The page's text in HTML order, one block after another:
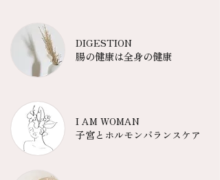
DIGESTION
腸の健康は全身の健康
I AM WOMAN
子宮とホルモンバランスケア